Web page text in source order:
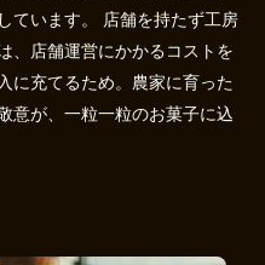
ています。 店舗を持たず工房
、店舗運営にかかるコストを
に充てるため。農家に育った
意が、一粒一粒のお菓子に込